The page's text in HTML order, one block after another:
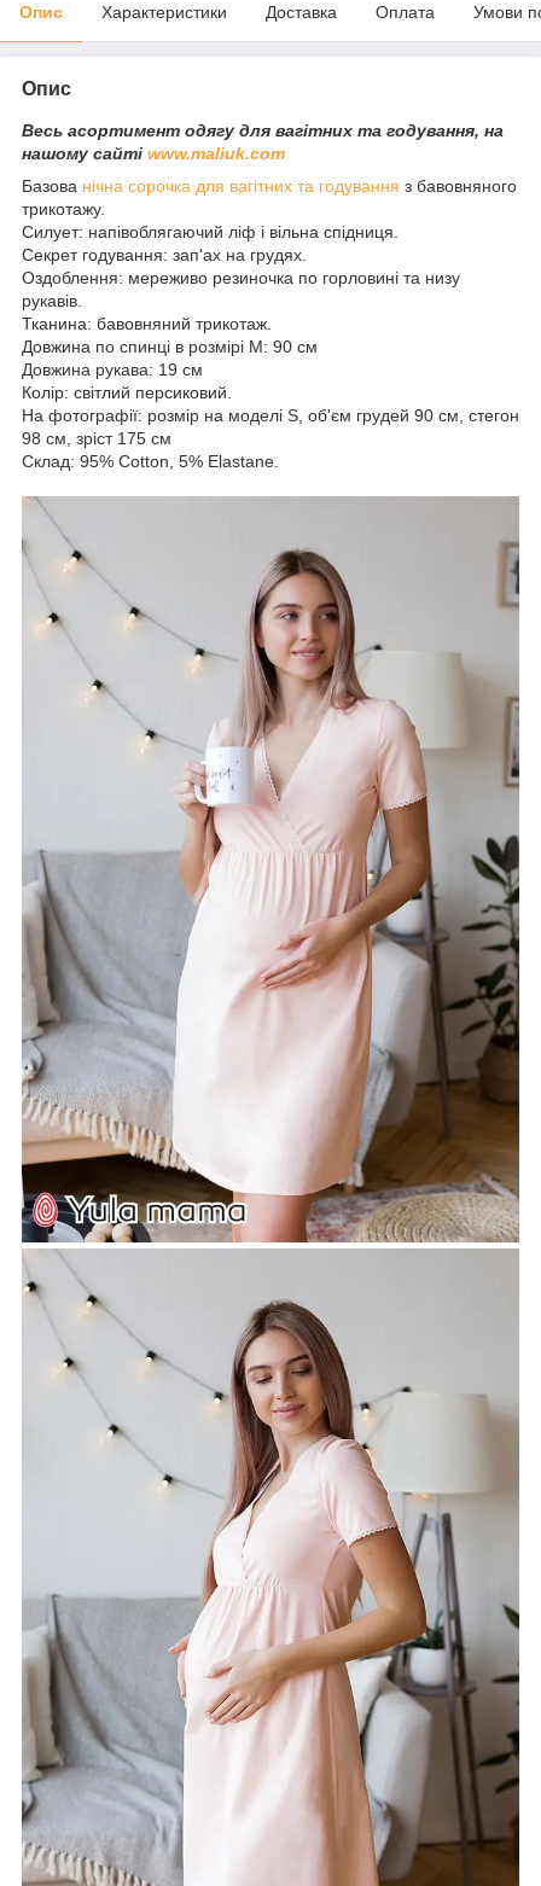
Опис Характеристики Доставка Оплата Умови
Опис
Весь асортимент одягу для вагітних та годування, на
нашому сайті www.maliuk.com
Базова нічна сорочка для вагітних та годування з бавовняного
трикотажу.
Силует: напівоблягаючий ліф і вільна спідниця.
Секрет годування: зап'ах на грудях.
Оздоблення: мереживо резиночка по горловині та низу
рукавів.
Тканина: бавовняний трикотаж.
Довжина по спинці в розмірі М: 90 см
Довжина рукава: 19 см
Колір: світлий персиковий.
На фотографії: розмір на моделі S, об'єм грудей 90 см, стегон
98 см, зріст 175 см
Склад: 95% Cotton, 5% Elastane.